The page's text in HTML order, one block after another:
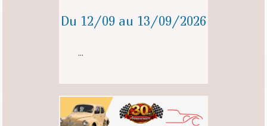
Du 12/09 au 13/09/2026
...